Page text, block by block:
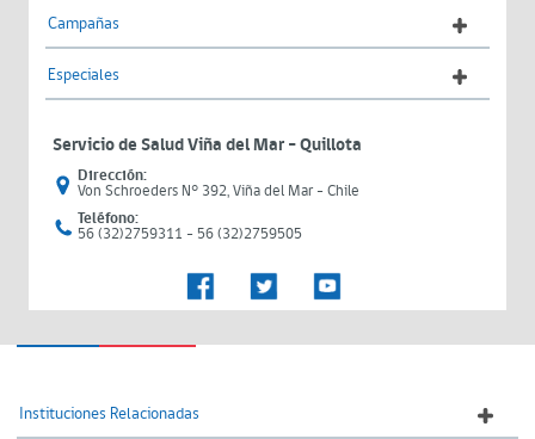
Campañas
Especiales
Servicio de Salud Viña del Mar – Quillota
Dirección:
Von Schroeders N° 392, Viña del Mar - Chile
Teléfono:
56 (32)2759311 - 56 (32)2759505
Instituciones Relacionadas